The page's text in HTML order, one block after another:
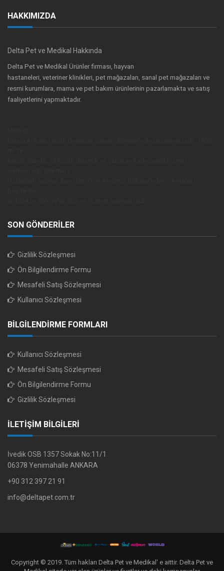
HAKKIMIZDA
Delta Pet ve Medikal Hakkında
Delta Pet ve Medikal Ürünler firması, hayvan
hastaneleri, veteriner klinikleri, pet mağazaları, sanal pet mağazaları ve
resmi kurumlara, mama ve pet bakım ürünlerinin pazarlamakta ve satış
faaliyetlerini yapmaktadır.
SON GÖNDERİLER
Gizlilik Sözleşmesi
Ön Bilgilendirme Formu
Mesafeli Satış Sözleşmesi
Kullanıcı Sözleşmesi
BİLGİLENDİRME FORMLARI
Kullanıcı Sözleşmesi
Mesafeli Satış Sözleşmesi
Ön Bilgilendirme Formu
Gizlilik Sözleşmesi
İLETİŞİM BİLGİLERİ
İvedik OSB 1357 Sokak No:11/1
06378 Yenimahalle ANKARA
+90 312 397 21 91
info@deltapet.com.tr
Copyright © 2019. Tüm hakları Delta Pet ve Medikal' e aittir. Delta Pet ve